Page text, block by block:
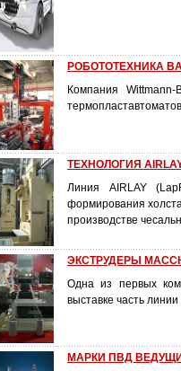
РОБОТОТЕХНИКА
Компания
ТЕХНОЛОГИЯ
Линия AIRLAY
формирования
производстве
ЭКСТРУДЕРЫ
Одна из первых
выставке часть
МАРКИ ПВД